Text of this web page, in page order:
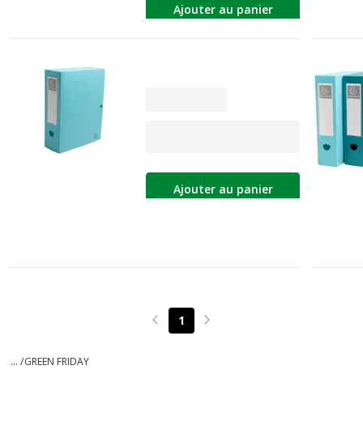
Ajouter au panier
Ajouter au panier
Page précédente
1 Page suivante
... /GREEN FRIDAY